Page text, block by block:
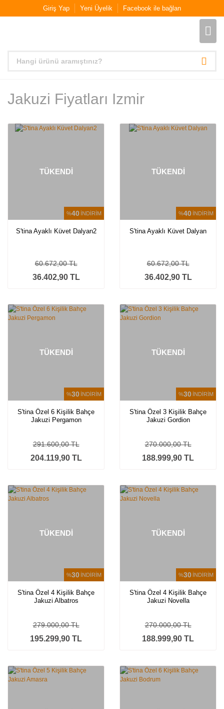
Giriş Yap Yeni Üyelik Facebook ile bağlan
Jakuzi Fiyatları Izmir
%40 İNDİRİM
TÜKENDİ
S'tina Ayaklı Küvet Dalyan2
36.402,90 TL
60.672,00 TL
%40 İNDİRİM
TÜKENDİ
S'tina Ayaklı Küvet Dalyan
36.402,90 TL
60.672,00 TL
%30 İNDİRİM
TÜKENDİ
S'tina Özel 6 Kişilik Bahçe
Jakuzi Pergamon
204.119,90 TL
291.600,00 TL
%30 İNDİRİM
TÜKENDİ
S'tina Özel 3 Kişilik Bahçe
Jakuzi Gordion
188.999,90 TL
270.000,00 TL
%30 İNDİRİM
TÜKENDİ
S'tina Özel 4 Kişilik Bahçe
Jakuzi Albatros
195.299,90 TL
279.000,00 TL
%30 İNDİRİM
TÜKENDİ
S'tina Özel 4 Kişilik Bahçe
Jakuzi Novella
188.999,90 TL
270.000,00 TL